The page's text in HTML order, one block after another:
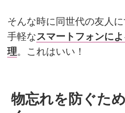
そんな時に同世代の友人
手軽なスマートフォンに
理。これはいい！
物忘れを防ぐた